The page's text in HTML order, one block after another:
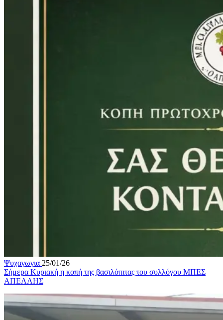
Ψυχαγωγια 25/01/26
Σήμερα Κυριακή η κοπή της βασιλόπιτας του συλλόγου ΜΠΕΣ
ΑΠΕΛΛΗΣ